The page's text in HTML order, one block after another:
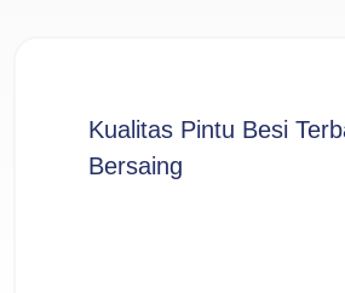
Kualitas Pintu Besi
Bersaing